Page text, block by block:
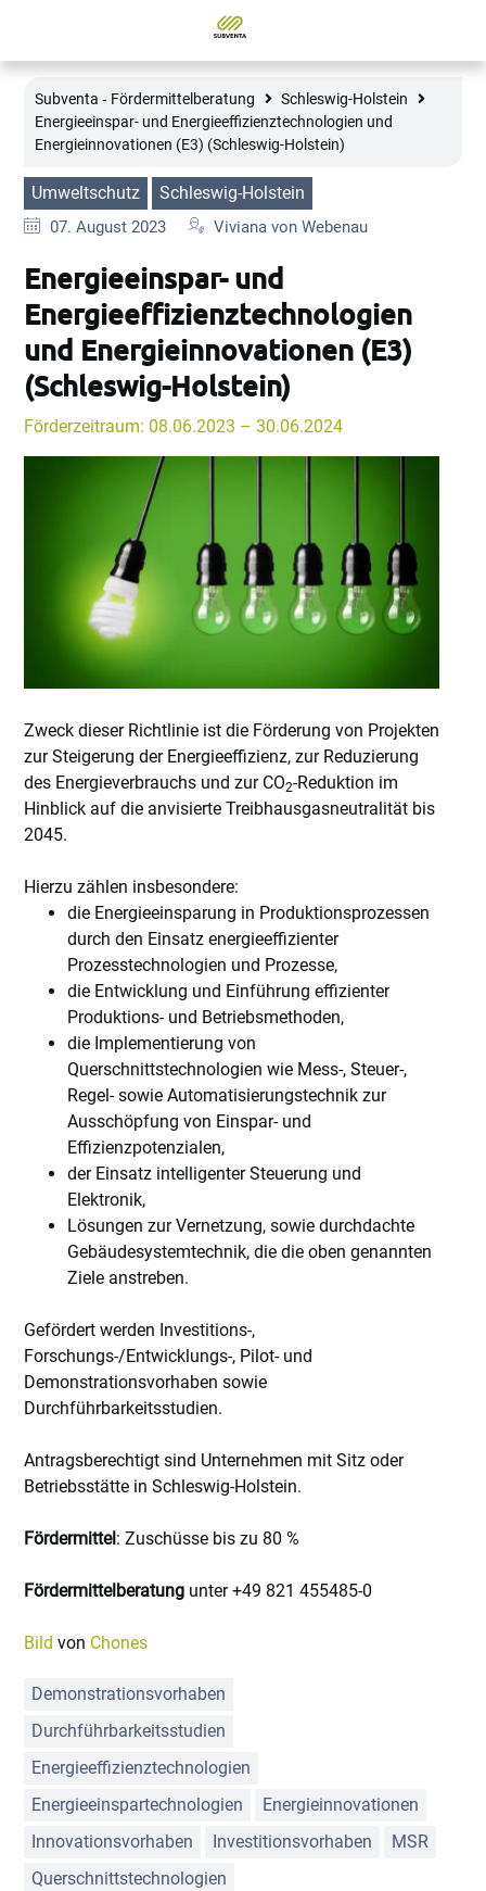
Subventa ‐ Fördermittelberatung
Schleswig-Holstein
Energieeinspar- und Energieeffizienztechnologien und
Energieinnovationen (E3) (Schleswig-Holstein)
Umweltschutz Schleswig-Holstein
07. August 2023 Viviana von Webenau
Energieeinspar- und
Energieeffizienztechnologien
und Energieinnovationen (E3)
(Schleswig-Holstein)
Förderzeitraum: 08.06.2023 – 30.06.2024
Zweck dieser Richtlinie ist die Förderung von Projekten
zur Steigerung der Energieeffizienz, zur Reduzierung
des Energieverbrauchs und zur CO2-Reduktion im
Hinblick auf die anvisierte Treibhausgasneutralität bis
2045.
Hierzu zählen insbesondere:
die Energieeinsparung in Produktionsprozessen
durch den Einsatz energieeffizienter
Prozesstechnologien und Prozesse,
die Entwicklung und Einführung effizienter
Produktions- und Betriebsmethoden,
die Implementierung von
Querschnittstechnologien wie Mess-, Steuer-,
Regel- sowie Automatisierungstechnik zur
Ausschöpfung von Einspar- und
Effizienzpotenzialen,
der Einsatz intelligenter Steuerung und
Elektronik,
Lösungen zur Vernetzung, sowie durchdachte
Gebäudesystemtechnik, die die oben genannten
Ziele anstreben.
Gefördert werden Investitions-,
Forschungs-/Entwicklungs-, Pilot- und
Demonstrationsvorhaben sowie
Durchführbarkeitsstudien.
Antragsberechtigt sind Unternehmen mit Sitz oder
Betriebsstätte in Schleswig-Holstein.
Fördermittel : Zuschüsse bis zu 80 %
Fördermittelberatung unter +49 821 455485-0
Bild von Chones
Demonstrationsvorhaben
Durchführbarkeitsstudien
Energieeffizienztechnologien
Energieeinspartechnologien
Energieinnovationen
Innovationsvorhaben
Investitionsvorhaben
MSR
Querschnittstechnologien